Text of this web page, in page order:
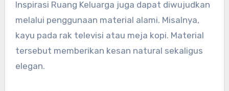
Inspirasi Ruang Keluarga juga dapat diwujudkan
melalui penggunaan material alami. Misalnya,
kayu pada rak televisi atau meja kopi. Material
tersebut memberikan kesan natural sekaligus
elegan.